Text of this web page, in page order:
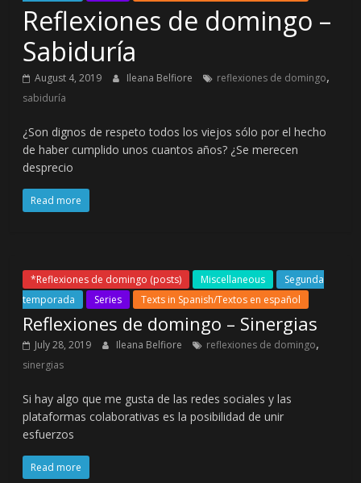
Reflexiones de domingo –
Sabiduría
August 4, 2019 Ileana Belfiore reflexiones de domingo,
sabiduría
¿Son dignos de respeto todos los viejos sólo por el hecho
de haber cumplido unos cuantos años? ¿Se merecen
desprecio
Read more
*Reflexiones de domingo (posts) Miscellaneous
Segunda
temporada
Series Texts in Spanish/Textos en español
Reflexiones de domingo – Sinergias
July 28, 2019 Ileana Belfiore reflexiones de domingo,
sinergias
Si hay algo que me gusta de las redes sociales y las
plataformas colaborativas es la posibilidad de unir
esfuerzos
Read more